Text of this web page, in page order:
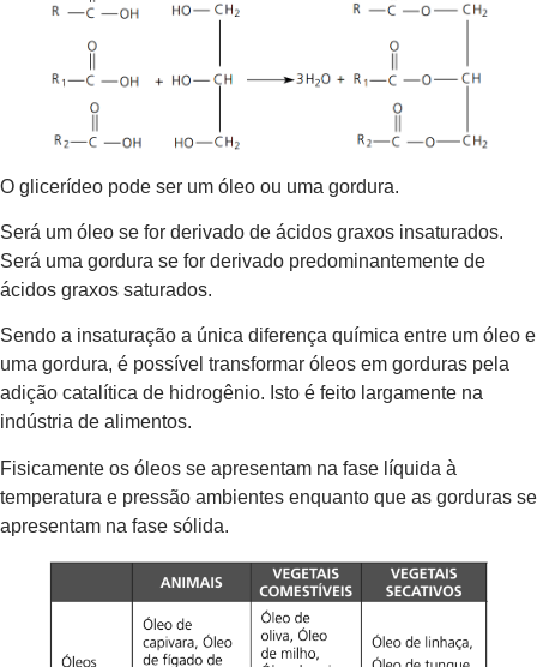
O glicerídeo pode ser um óleo ou uma gordura.
Será um óleo se for derivado de ácidos graxos insaturados.
Será uma gordura se for derivado predominantemente de
ácidos graxos saturados.
Sendo a insaturação a única diferença química entre um óleo e
uma gordura, é possível transformar óleos em gorduras pela
adição catalítica de hidrogênio. Isto é feito largamente na
indústria de alimentos.
Fisicamente os óleos se apresentam na fase líquida à
temperatura e pressão ambientes enquanto que as gorduras se
apresentam na fase sólida.